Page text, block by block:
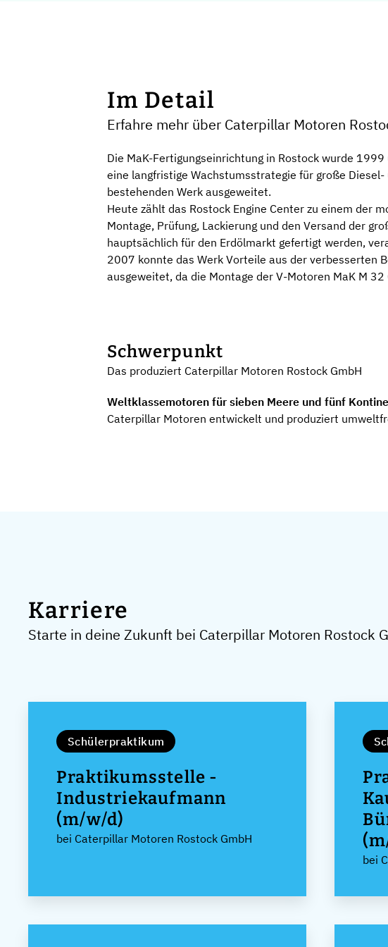
Rostock GmbH
Im Detail
Erfahre mehr über Caterpillar Motoren
Die MaK-Fertigungseinrichtung in Rostock wurde
eine langfristige Wachstumsstrategie für große
bestehenden Werk ausgeweitet.
Heute zählt das Rostock Engine Center zu einem der
Montage, Prüfung, Lackierung und den Versand der
hauptsächlich für den Erdölmarkt gefertigt werden,
2007 konnte das Werk Vorteile aus der verbesserten
ausgeweitet, da die Montage der V-Motoren MaK M
Schwerpunkt
Das produziert Caterpillar Motoren Rostock GmbH
Weltklassemotoren für sieben Meere und fünf
Caterpillar Motoren entwickelt und produziert
Karriere
Starte in deine Zukunft bei Caterpillar Motoren Rostock
Schülerpraktikum
Praktikumsstelle -
Industriekaufmann
(m/w/d)
bei Caterpillar Motoren Rostock GmbH
bei